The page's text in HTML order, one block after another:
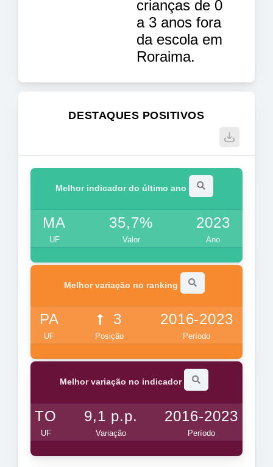
crianças de 0
a 3 anos fora
da escola em
Roraima.
DESTAQUES POSITIVOS
Melhor indicador do último ano
MA
UF
35,7%
Valor
2023
Ano
Melhor variação no ranking
PA
UF
3
Posição
2016-2023
Período
Melhor variação no indicador
TO
UF
9,1 p.p.
Variação
2016-2023
Período